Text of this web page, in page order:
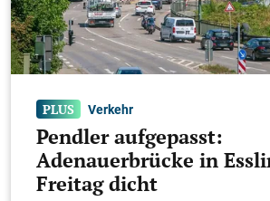
Felix Rueß (TSV Weilheim)
Nelson Abrantes
Weilheim)
Verkehr
Pendler aufgepasst:
Adenauerbrücke in
Freitag dicht